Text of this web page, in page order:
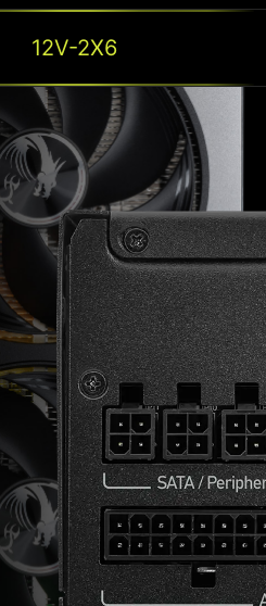
12V-2X6
d'alimentation impacte de
Une certification de niveau
termes d'efficacité
en maintenant des
d'efficacité plus élevés.